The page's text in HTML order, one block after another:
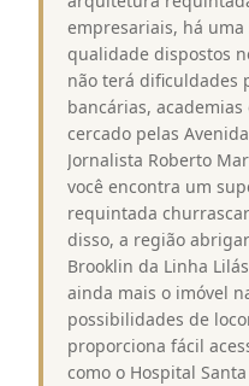
empresariais, há
qualidade dispostos
não terá dificuldades
bancárias,
cercado pelas
Jornalista Roberto
você encontra um
requintada
disso, a região
Brooklin da Linha
ainda mais o imóvel
possibilidades de
proporciona fácil
como o Hospital